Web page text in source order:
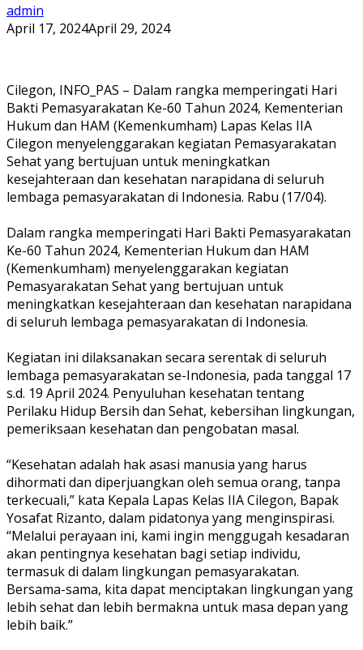
admin
April 17, 2024April 29, 2024
Cilegon, INFO_PAS – Dalam rangka memperingati Hari
Bakti Pemasyarakatan Ke-60 Tahun 2024, Kementerian
Hukum dan HAM (Kemenkumham) Lapas Kelas IIA
Cilegon menyelenggarakan kegiatan Pemasyarakatan
Sehat yang bertujuan untuk meningkatkan
kesejahteraan dan kesehatan narapidana di seluruh
lembaga pemasyarakatan di Indonesia. Rabu (17/04).
Dalam rangka memperingati Hari Bakti Pemasyarakatan
Ke-60 Tahun 2024, Kementerian Hukum dan HAM
(Kemenkumham) menyelenggarakan kegiatan
Pemasyarakatan Sehat yang bertujuan untuk
meningkatkan kesejahteraan dan kesehatan narapidana
di seluruh lembaga pemasyarakatan di Indonesia.
Kegiatan ini dilaksanakan secara serentak di seluruh
lembaga pemasyarakatan se-Indonesia, pada tanggal 17
s.d. 19 April 2024. Penyuluhan kesehatan tentang
Perilaku Hidup Bersih dan Sehat, kebersihan lingkungan,
pemeriksaan kesehatan dan pengobatan masal.
“Kesehatan adalah hak asasi manusia yang harus
dihormati dan diperjuangkan oleh semua orang, tanpa
terkecuali,” kata Kepala Lapas Kelas IIA Cilegon, Bapak
Yosafat Rizanto, dalam pidatonya yang menginspirasi.
“Melalui perayaan ini, kami ingin menggugah kesadaran
akan pentingnya kesehatan bagi setiap individu,
termasuk di dalam lingkungan pemasyarakatan.
Bersama-sama, kita dapat menciptakan lingkungan yang
lebih sehat dan lebih bermakna untuk masa depan yang
lebih baik.”